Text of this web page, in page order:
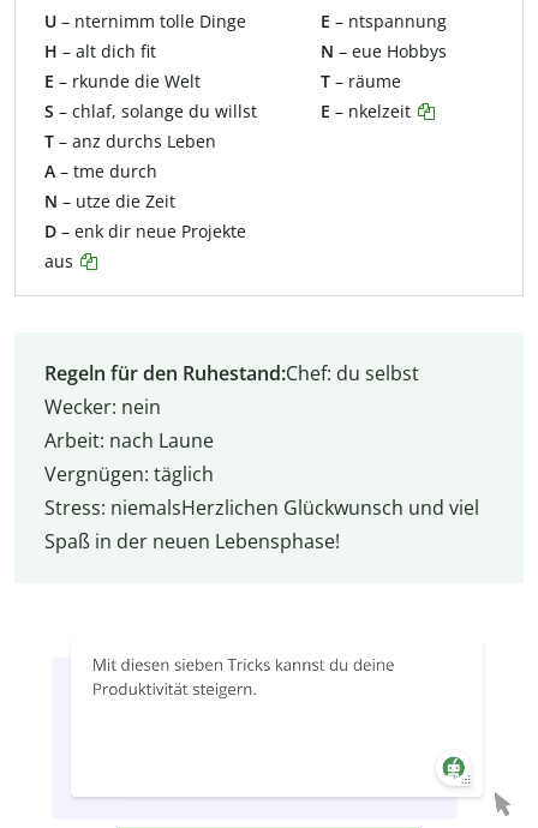
U – nternimm tolle Dinge
H – alt dich fit
E – rkunde die Welt
S – chlaf, solange du willst
T – anz durchs Leben
A – tme durch
N – utze die Zeit
D – enk dir neue Projekte
aus
E – ntspannung
N – eue Hobbys
T – räume
E – nkelzeit
Regeln für den Ruhestand:Chef: du selbst
Wecker: nein
Arbeit: nach Laune
Vergnügen: täglich
Stress: niemalsHerzlichen Glückwunsch und viel
Spaß in der neuen Lebensphase!